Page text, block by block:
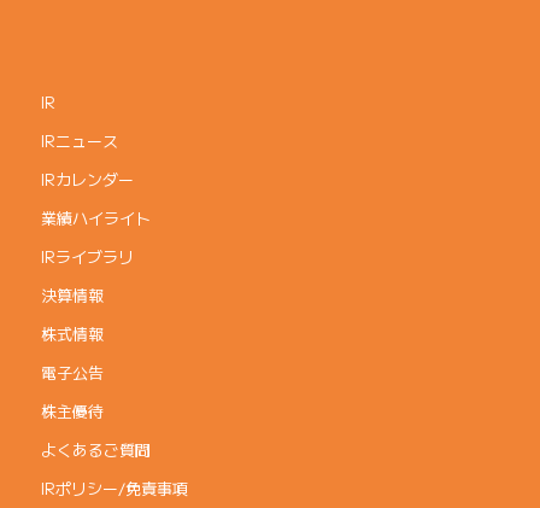
IR
IRニュース
IRカレンダー
業績ハイライト
IRライブラリ
決算情報
株式情報
電子公告
株主優待
よくあるご質問
IRポリシー/免責事項